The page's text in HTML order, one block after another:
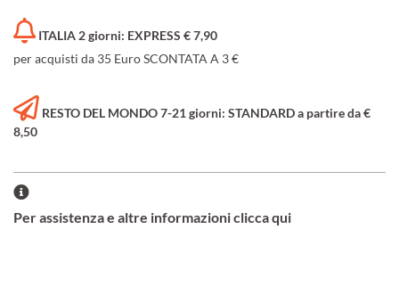
ITALIA 2 giorni: EXPRESS € 7,90
per acquisti da 35 Euro SCONTATA A 3 €
RESTO DEL MONDO 7-21 giorni: STANDARD a partire da €
8,50
Per assistenza e altre informazioni clicca qui